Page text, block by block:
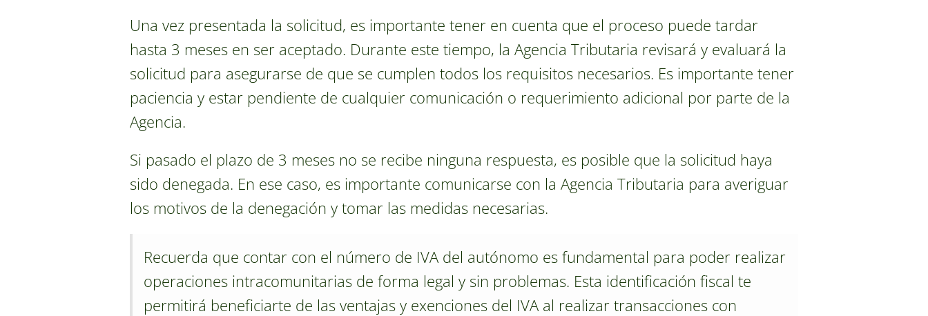
Una vez presentada la solicitud, es importante tener en cuenta que el proceso puede tardar
hasta 3 meses en ser aceptado. Durante este tiempo, la Agencia Tributaria revisará y evaluará la
solicitud para asegurarse de que se cumplen todos los requisitos necesarios. Es importante tener
paciencia y estar pendiente de cualquier comunicación o requerimiento adicional por parte de la
Agencia.
Si pasado el plazo de 3 meses no se recibe ninguna respuesta, es posible que la solicitud haya
sido denegada. En ese caso, es importante comunicarse con la Agencia Tributaria para averiguar
los motivos de la denegación y tomar las medidas necesarias.
Recuerda que contar con el número de IVA del autónomo es fundamental para poder realizar
operaciones intracomunitarias de forma legal y sin problemas. Esta identificación fiscal te
permitirá beneficiarte de las ventajas y exenciones del IVA al realizar transacciones con